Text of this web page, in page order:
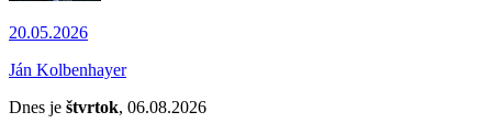
20.05.2026
Ján Kolbenhayer
Dnes je štvrtok, 06.08.2026